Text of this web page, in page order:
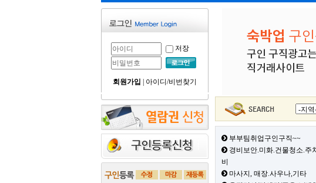
저장
회원가입 아이디/비번찾기
부부팀취업구인구직~~
경비보안.미화.건물청소.주
비
마사지, 매장.사우나,기타